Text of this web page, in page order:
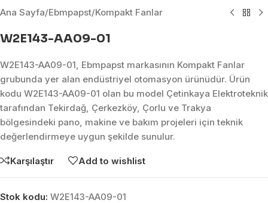
Ana Sayfa/Ebmpapst/Kompakt Fanlar
W2E143-AA09-01
W2E143-AA09-01, Ebmpapst markasının Kompakt Fanlar
grubunda yer alan endüstriyel otomasyon ürünüdür. Ürün
kodu W2E143-AA09-01 olan bu model Çetinkaya Elektroteknik
tarafından Tekirdağ, Çerkezköy, Çorlu ve Trakya
bölgesindeki pano, makine ve bakım projeleri için teknik
değerlendirmeye uygun şekilde sunulur.
Karşılaştır Add to wishlist
Stok kodu: W2E143-AA09-01